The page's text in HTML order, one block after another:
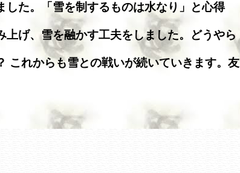
した。「雪を制するものは水なり」と心得
上げ、雪を融かす工夫をしました。どうやら
これからも雪との戦いが続いていきます。友